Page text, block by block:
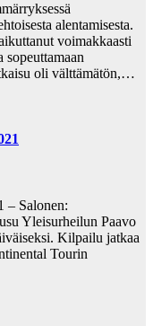
alentamisesta.
voimakkaasti
oli välttämätön,…
– Salonen:
Yleisurheilun Paavo
Kilpailu jatkaa
Tourin